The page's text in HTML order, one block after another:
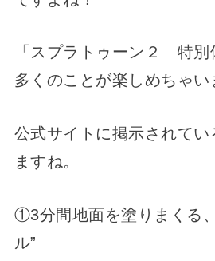
「スプラトゥーン２ 特別
多くのことが楽しめちゃい
公式サイトに掲示されてい
ますね。
①3分間地面を塗りまくる
ル”